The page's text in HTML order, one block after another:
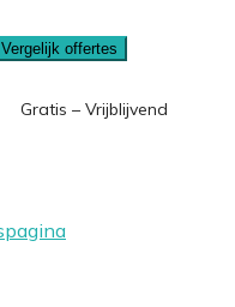
Vergelijk offertes
Gratis – Vrijblijvend